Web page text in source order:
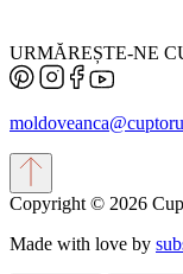
URMĂREȘTE-NE
Copyright © 2026
Made with love by